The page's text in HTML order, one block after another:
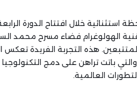
خلال افتتاح الدورة
الهولوغرام فضاء مسرح محمد
هذه التجربة الفريدة تعكس
باتت تراهن على دمج
العالمية.